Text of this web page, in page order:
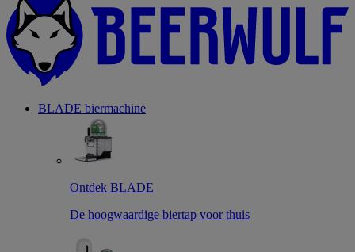
BLADE biermachine
Ontdek BLADE
De hoogwaardige biertap voor thuis